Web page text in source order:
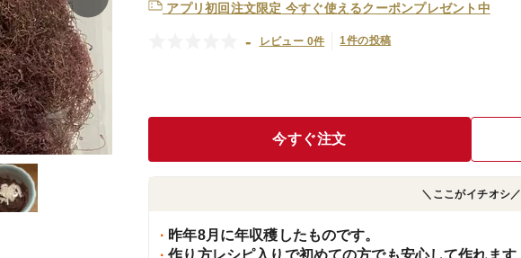
アプリ初回注文限定 今すぐ使えるクーポンプレゼント中
- レビュー 0件 1件の投稿
今すぐ注文
＼ここがイチオシ／
昨年8月に年収穫したものです。
作り方レシピ入りで初めての方でも安心して作れます